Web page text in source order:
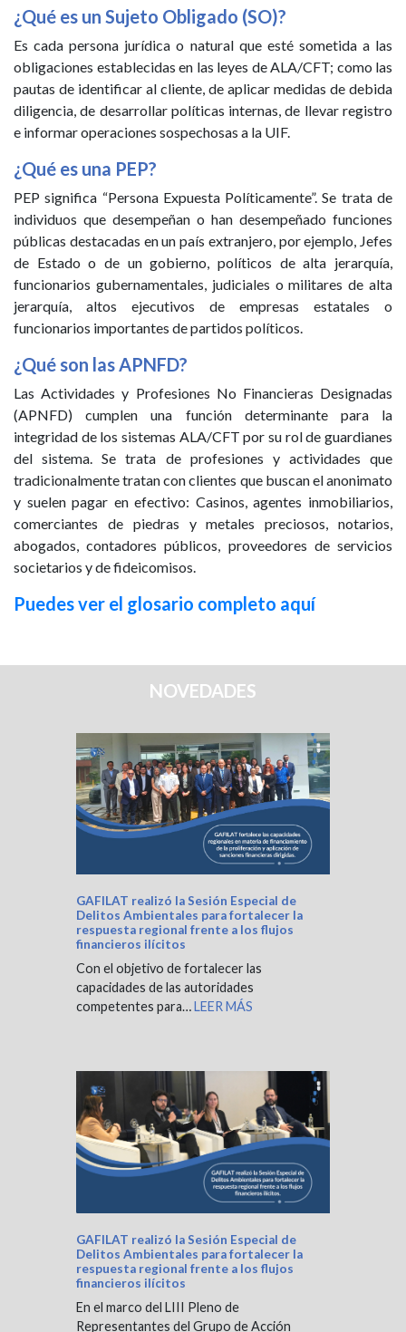
¿Qué es un Sujeto Obligado (SO)?
Es cada persona jurídica o natural que esté sometida a las
obligaciones establecidas en las leyes de ALA/CFT; como las
pautas de identificar al cliente, de aplicar medidas de debida
diligencia, de desarrollar políticas internas, de llevar registro
e informar operaciones sospechosas a la UIF.
¿Qué es una PEP?
PEP significa “Persona Expuesta Políticamente”. Se trata de
individuos que desempeñan o han desempeñado funciones
públicas destacadas en un país extranjero, por ejemplo, Jefes
de Estado o de un gobierno, políticos de alta jerarquía,
funcionarios gubernamentales, judiciales o militares de alta
jerarquía, altos ejecutivos de empresas estatales o
funcionarios importantes de partidos políticos.
¿Qué son las APNFD?
Las Actividades y Profesiones No Financieras Designadas
(APNFD) cumplen una función determinante para la
integridad de los sistemas ALA/CFT por su rol de guardianes
del sistema. Se trata de profesiones y actividades que
tradicionalmente tratan con clientes que buscan el anonimato
y suelen pagar en efectivo: Casinos, agentes inmobiliarios,
comerciantes de piedras y metales preciosos, notarios,
abogados, contadores públicos, proveedores de servicios
societarios y de fideicomisos.
Puedes ver el glosario completo aquí
NOVEDADES
GAFILAT realizó la Sesión Especial de
Delitos Ambientales para fortalecer la
respuesta regional frente a los flujos
financieros ilícitos
Con el objetivo de fortalecer las
capacidades de las autoridades
competentes para…LEER MÁS
GAFILAT realizó la Sesión Especial de
Delitos Ambientales para fortalecer la
respuesta regional frente a los flujos
financieros ilícitos
En el marco del LIII Pleno de
Representantes del Grupo de Acción